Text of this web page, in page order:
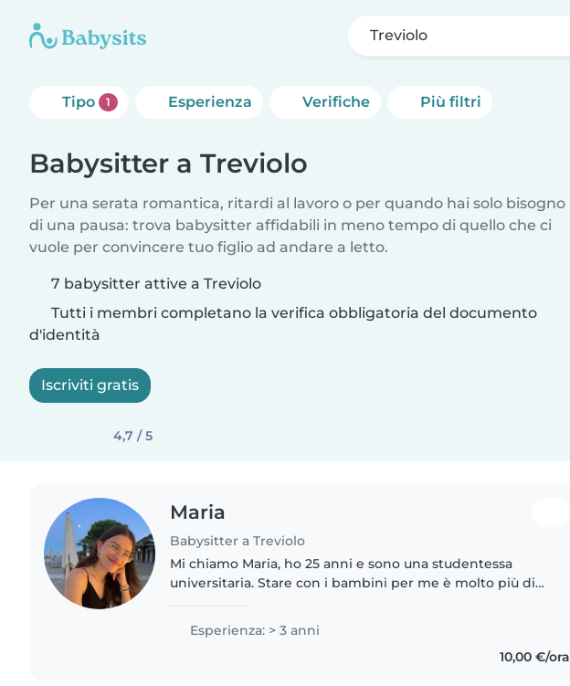
Treviolo
Tipo 1 Esperienza Verifiche Più filtri
Babysitter a Treviolo
Per una serata romantica, ritardi al lavoro o per quando hai solo bisogno
di una pausa: trova babysitter affidabili in meno tempo di quello che ci
vuole per convincere tuo figlio ad andare a letto.
7 babysitter attive a Treviolo
Tutti i membri completano la verifica obbligatoria del documento
d'identità
Iscriviti gratis
4,7 / 5
Maria
Babysitter a Treviolo
Mi chiamo Maria, ho 25 anni e sono una studentessa
universitaria. Stare con i bambini per me è molto più di
ogni bambino speciale,..
Esperienza: > 3 anni
10,00 €/ora